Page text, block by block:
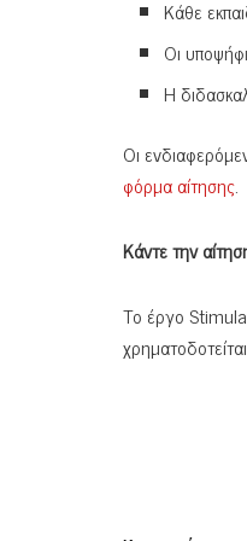
Κάθε
Οι
Η
Οι
φόρμα αίτησης.
Κάντε την
Το έργο